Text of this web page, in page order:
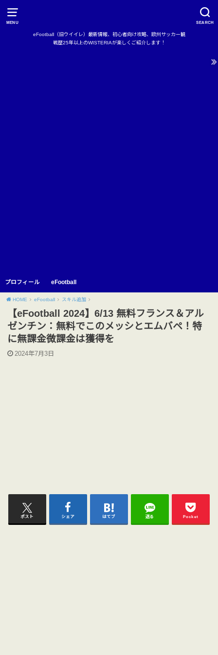
MENU SEARCH
eFootball（旧ウイイレ）最新情報、初心者向け攻略、欧州サッカー観
戦歴25年以上のWISTERIAが楽しくご紹介します！
プロフィール eFootball
HOME eFootball スキル追加
【eFootball 2024】6/13 無料フランス＆アル
ゼンチン：無料でこのメッシとエムバペ！特
に無課金微課金は獲得を
2024年7月3日
ポスト シェア はてブ 送る Pocket